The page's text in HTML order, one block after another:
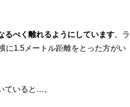
るべく離れるようにしています。ラ
に1.5メートル距離をとった方がい
ていると…。